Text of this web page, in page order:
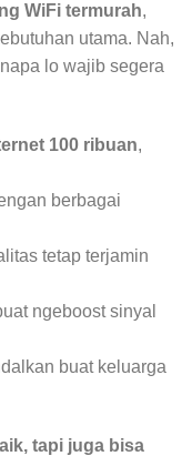
WiFi termurah,
utama. Nah,
lo wajib segera
100 ribuan,
berbagai
tetap terjamin
ngeboost sinyal
buat keluarga
tapi juga bisa